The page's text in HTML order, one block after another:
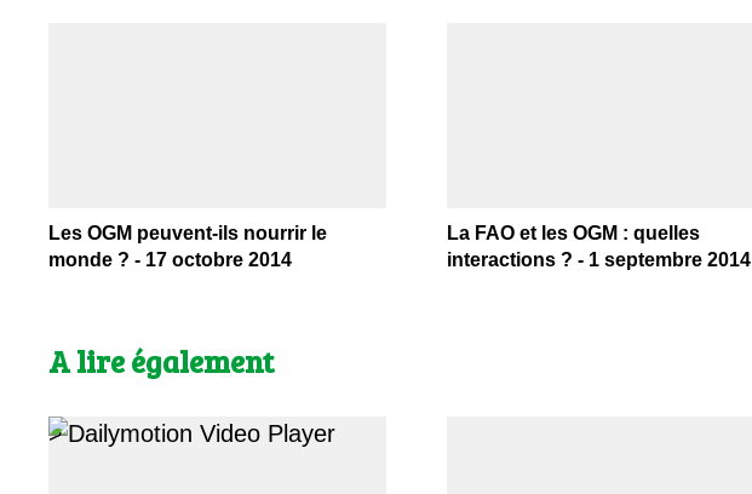
Les OGM peuvent-ils nourrir le
monde ? - 17 octobre 2014
La FAO et les OGM : quelles
interactions ? - 1 septembre 2014
A lire également
>